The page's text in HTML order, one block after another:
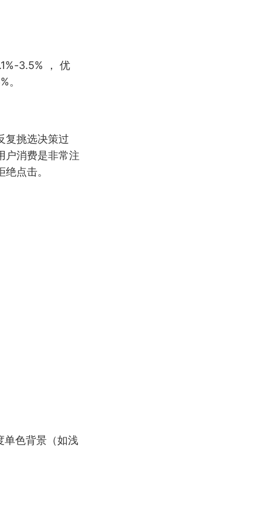
3.5% ， 优
。
复挑选决策过
户消费是非常注
点击。
单色背景（如浅